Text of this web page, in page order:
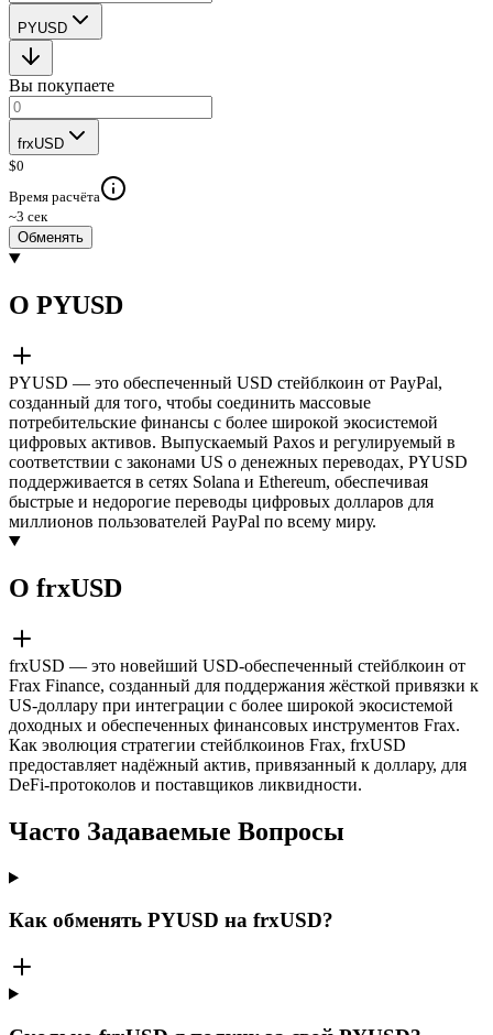
PYUSD
Вы покупаете
frxUSD
$0
Время расчёта
~3 сек
Обменять
О PYUSD
PYUSD — это обеспеченный USD стейблкоин от PayPal,
созданный для того, чтобы соединить массовые
потребительские финансы с более широкой экосистемой
цифровых активов. Выпускаемый Paxos и регулируемый в
соответствии с законами US о денежных переводах, PYUSD
поддерживается в сетях Solana и Ethereum, обеспечивая
быстрые и недорогие переводы цифровых долларов для
миллионов пользователей PayPal по всему миру.
О frxUSD
frxUSD — это новейший USD-обеспеченный стейблкоин от
Frax Finance, созданный для поддержания жёсткой привязки к
US-доллару при интеграции с более широкой экосистемой
доходных и обеспеченных финансовых инструментов Frax.
Как эволюция стратегии стейблкоинов Frax, frxUSD
предоставляет надёжный актив, привязанный к доллару, для
DeFi-протоколов и поставщиков ликвидности.
Часто Задаваемые Вопросы
Как обменять PYUSD на frxUSD?